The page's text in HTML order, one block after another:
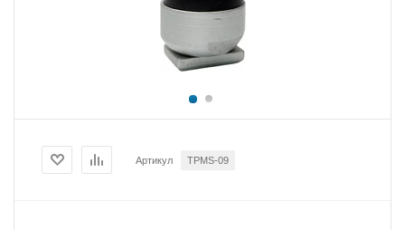
Артикул TPMS-09